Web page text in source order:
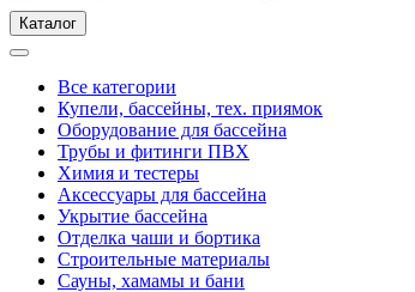
Каталог
Все категории
Купели, бассейны, тех. приямок
Оборудование для бассейна
Трубы и фитинги ПВХ
Химия и тестеры
Аксессуары для бассейна
Укрытие бассейна
Отделка чаши и бортика
Строительные материалы
Сауны, хамамы и бани